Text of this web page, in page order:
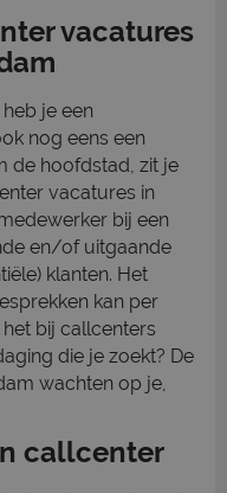
vacatures
je een
nog eens een
de hoofdstad, zit je
vacatures in
bij een
en/of uitgaande
klanten. Het
kan per
bij callcenters
die je zoekt? De
wachten op je,
callcenter